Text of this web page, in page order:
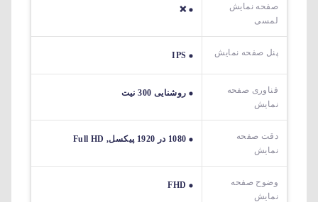
صفحه نمایش
لمسی
❌
پنل صفحه نمایش IPS
فناوری صفحه
نمایش
روشنایی 300 نیت
دقت صفحه
نمایش
1080 در 1920 پیکسل, Full HD
وضوح صفحه
نمایش
FHD